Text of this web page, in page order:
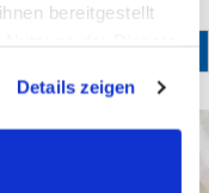
bereitgestellt
Details zeigen